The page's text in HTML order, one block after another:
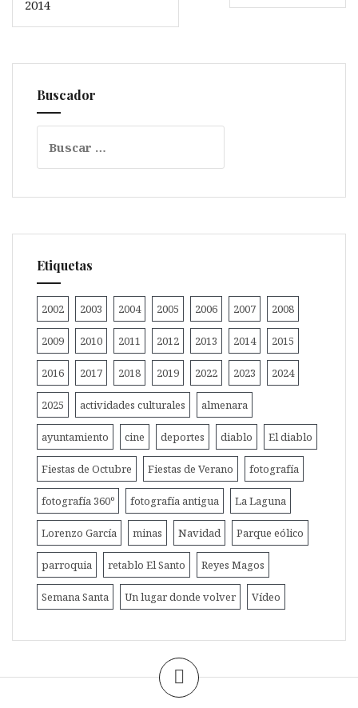
entradas
2014
Buscador
Etiquetas
2002 2003 2004 2005 2006 2007 2008
2009 2010 2011 2012 2013 2014 2015
2016 2017 2018 2019 2022 2023 2024
2025 actividades culturales almenara
ayuntamiento cine deportes diablo El diablo
Fiestas de Octubre Fiestas de Verano fotografía
fotografía 360º fotografía antigua La Laguna
Lorenzo García minas Navidad Parque eólico
parroquia retablo El Santo Reyes Magos
Semana Santa Un lugar donde volver Vídeo